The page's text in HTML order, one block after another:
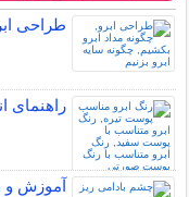
طراحی
راهنمای
آموزش و